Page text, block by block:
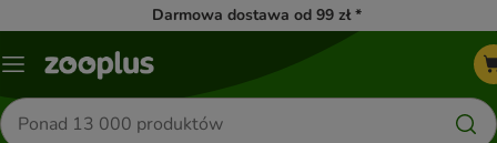
Darmowa dostawa od 99 zł *
Menu
Szukaj
produktów